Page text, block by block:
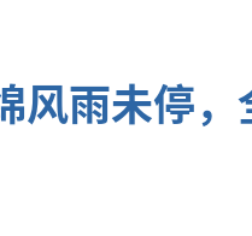
风雨未停